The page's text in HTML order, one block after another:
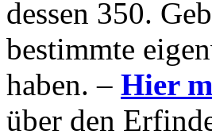
dessen 350.
bestimmte
haben. – Hier
über den